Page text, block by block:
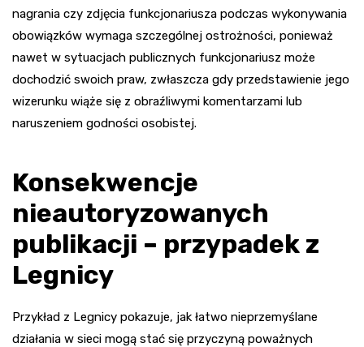
nagrania czy zdjęcia funkcjonariusza podczas wykonywania
obowiązków wymaga szczególnej ostrożności, ponieważ
nawet w sytuacjach publicznych funkcjonariusz może
dochodzić swoich praw, zwłaszcza gdy przedstawienie jego
wizerunku wiąże się z obraźliwymi komentarzami lub
naruszeniem godności osobistej.
Konsekwencje
nieautoryzowanych
publikacji – przypadek z
Legnicy
Przykład z Legnicy pokazuje, jak łatwo nieprzemyślane
działania w sieci mogą stać się przyczyną poważnych